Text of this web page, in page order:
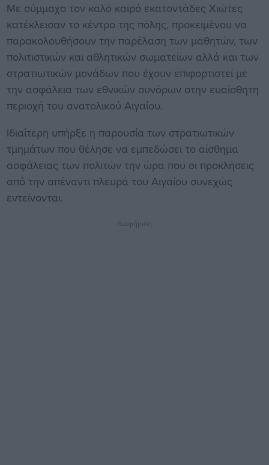
Με σύμμαχο τον καλό καιρό εκατοντάδες Χιώτες
κατέκλεισαν το κέντρο της πόλης, προκειμένου να
παρακολουθήσουν την παρέλαση των μαθητών, των
πολιτιστικών και αθλητικών σωματείων αλλά και των
στρατιωτικών μονάδων που έχουν επιφορτιστεί με
την ασφάλεια των εθνικών συνόρων στην ευαίσθητη
περιοχή του ανατολικού Αιγαίου.
Ιδιαίτερη υπήρξε η παρουσία των στρατιωτικών
τμημάτων που θέλησε να εμπεδώσει το αίσθημα
ασφάλειας των πολιτών την ώρα που οι προκλήσεις
από την απέναντι πλευρά του Αιγαίου συνεχώς
εντείνονται.
Διαφήμιση